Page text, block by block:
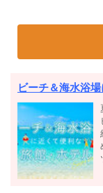
ビーチ＆海水浴